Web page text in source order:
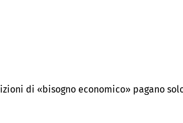
di «bisogno economico» pagano